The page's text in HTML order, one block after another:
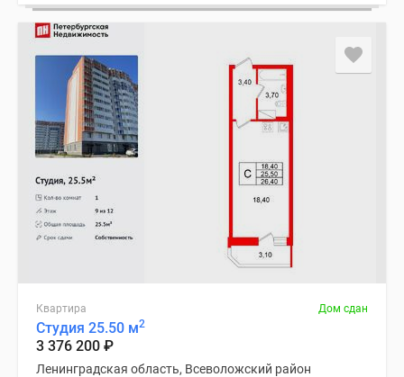
Квартира Дом сдан
Студия 25.50 м2
3 376 200 ₽
Ленинградская область, Всеволожский район